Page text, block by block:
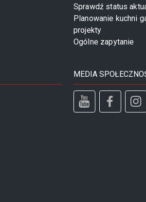
Sprawdź status
Planowanie kuchni
projekty
Ogólne zapytanie
MEDIA